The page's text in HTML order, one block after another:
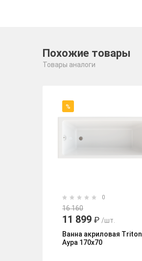
Похожие товары
Товары аналоги
%
0
16 160
11 899 ₽ /шт.
Ванна акриловая Triton
Аура 170х70